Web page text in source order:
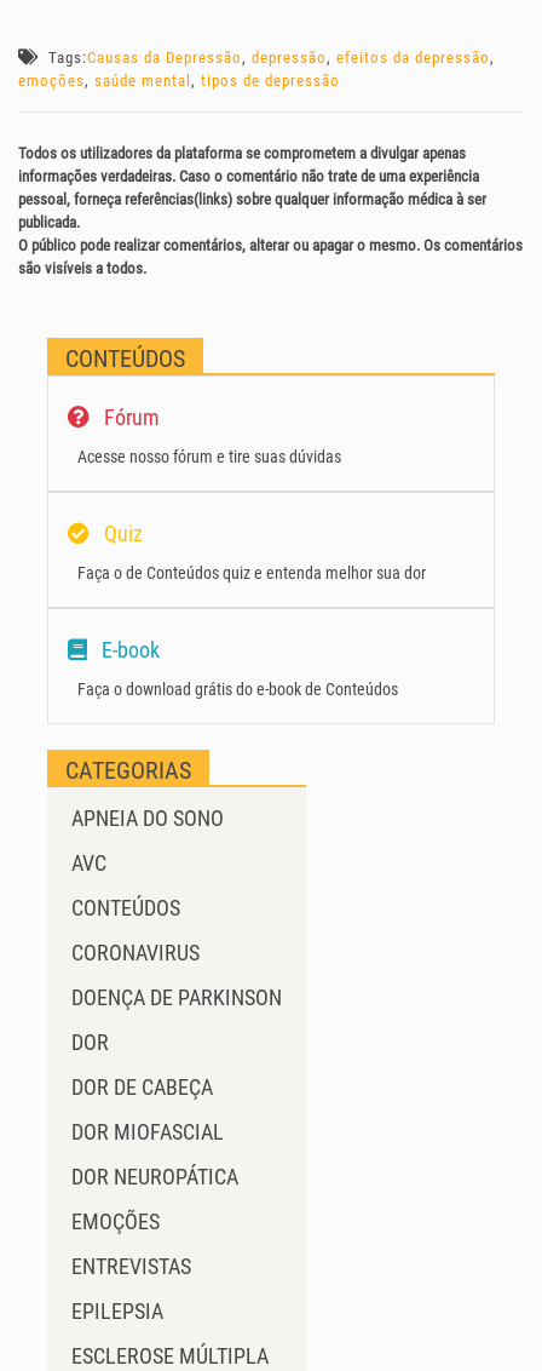
Tags:Causas da Depressão, depressão, efeitos da depressão,
emoções, saúde mental , tipos de depressão
Todos os utilizadores da plataforma se comprometem a divulgar apenas
informações verdadeiras. Caso o comentário não trate de uma experiência
pessoal, forneça referências(links) sobre qualquer informação médica à ser
publicada.
O público pode realizar comentários, alterar ou apagar o mesmo. Os comentários
são visíveis a todos.
CONTEÚDOS
Fórum
Acesse nosso fórum e tire suas dúvidas
Quiz
Faça o de Conteúdos quiz e entenda melhor sua dor
E-book
Faça o download grátis do e-book de Conteúdos
CATEGORIAS
APNEIA DO SONO
AVC
CONTEÚDOS
CORONAVIRUS
DOENÇA DE PARKINSON
DOR
DOR DE CABEÇA
DOR MIOFASCIAL
DOR NEUROPÁTICA
EMOÇÕES
ENTREVISTAS
EPILEPSIA
ESCLEROSE MÚLTIPLA